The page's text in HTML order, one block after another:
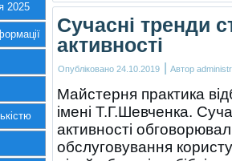
2025
Сучасні тренди
активності
Опубліковано 24.10.2019 | Автор
Майстерня практика
імені Т.Г.Шевченка.
активності
обслуговування